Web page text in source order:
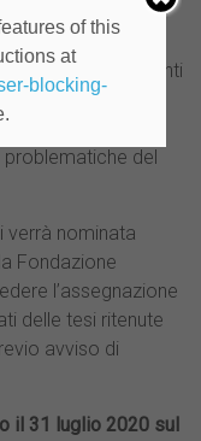
di
argomenti
di medicina
sportiva in
del
verrà nominata
Fondazione
l’assegnazione
delle tesi ritenute
avviso di
il 31 luglio 2020 sul
of this
at
blocking-